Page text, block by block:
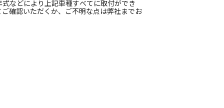
などにより上記車種すべてに取付ができ
確認いただくか、ご不明な点は弊社までお